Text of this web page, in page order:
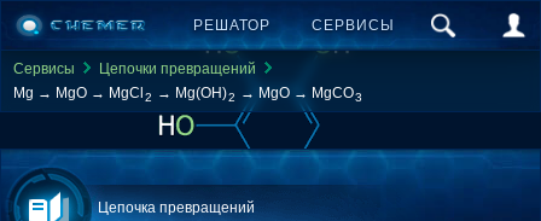
РЕШАТОР СЕРВИСЫ
Сервисы
Цепочки превращений
Mg → MgO → MgCl 2 → Mg(OH)2 → MgO → MgCO3
Цепочка превращений